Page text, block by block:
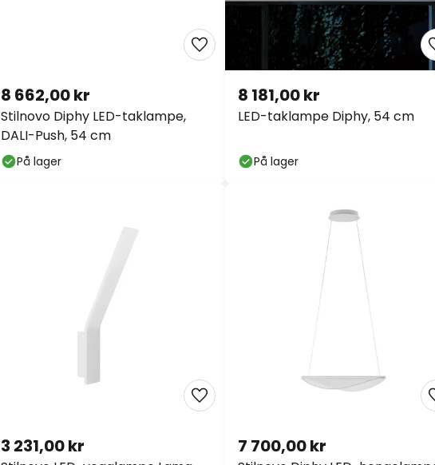
Stilnovo Diphy LED-taklampe,
DALI-Push, 54 cm
8 662,00 kr
LED-taklampe Diphy, 54 cm
8 181,00 kr
Stilnovo LED-vegglampe Lama,
Stilnovo Diphy LED-hengelampe 1